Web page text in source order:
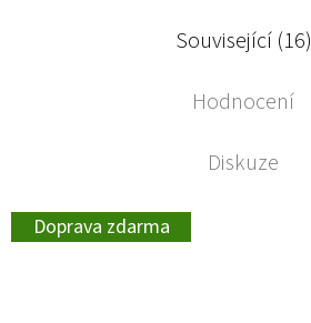
Související (16)
Hodnocení
Diskuze
Doprava zdarma